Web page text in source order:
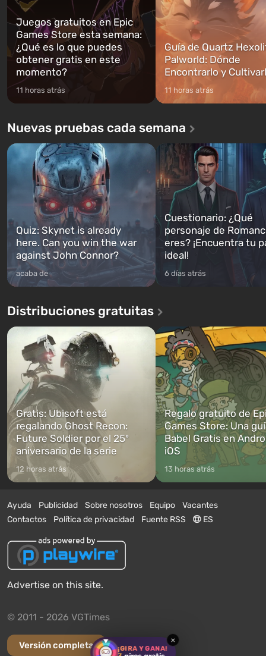
¡GIRA Y GANA!
×
Juegos gratuitos en Epic
Games Store esta semana:
¿Qué es lo que puedes
obtener gratis en este
momento?
11 horas atrás
Guía de Quartz
Palworld: Dónde
Encontrarlo y
11 horas atrás
Nuevas pruebas cada semana
Quiz: Skynet is already
here. Can you win the war
against John Connor?
acaba de
Cuestionario: ¿Qué
personaje de
eres? ¡Encuentra tu
ideal!
6 días atrás
Distribuciones gratuitas
Gratis: Ubisoft está
regalando Ghost Recon:
Future Soldier por el 25º
aniversario de la serie
12 horas atrás
Regalo gratuito de
Games Store: Una
Babel Gratis en
iOS
13 horas atrás
Ayuda Publicidad Sobre nosotros Equipo
Vacantes
Contactos
Política de privacidad Fuente RSS ES
Advertise on this site.
© 2011 - 2026 VGTimes
Versión completa